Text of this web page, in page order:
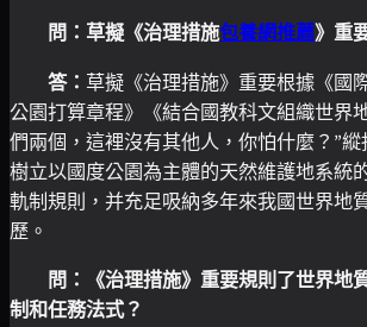
問：草擬《治理措施包養網推薦》重
答： 草擬《治理措施》重要根據《國
公園打算章程》《結合國教科文組織世界
們兩個，這裡沒有其他人，你怕什麼？”
樹立以國度公園為主體的天然維護地系統
軌制規則，并充足吸納多年來我國世界地
歷。
問：《治理措施》重要規則了世界地
制和任務法式？